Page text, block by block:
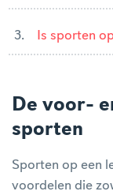
Is sporten
De voor-
sporten
Sporten op een
voordelen die